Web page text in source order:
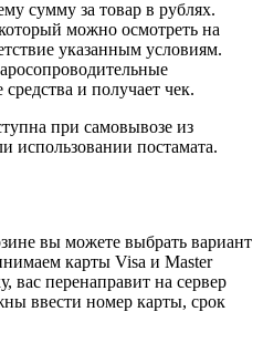
сумму за товар в рублях.
можно осмотреть на
указанным условиям.
и получает чек.
при самовывозе из
использовании постамата.
вы можете выбрать вариант
карты Visa и Master
вас перенаправит на сервер
ввести номер карты, срок